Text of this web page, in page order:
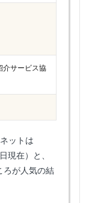
介サービス協
ットは
現在）と、
ろが人気の結